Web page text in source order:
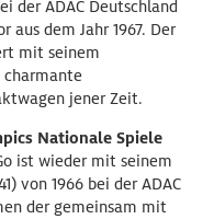
der ADAC Deutschland
aus dem Jahr 1967. Der
mit seinem
charmante
jener Zeit.
Nationale Spiele
ist wieder mit seinem
von 1966 bei der ADAC
der gemeinsam mit